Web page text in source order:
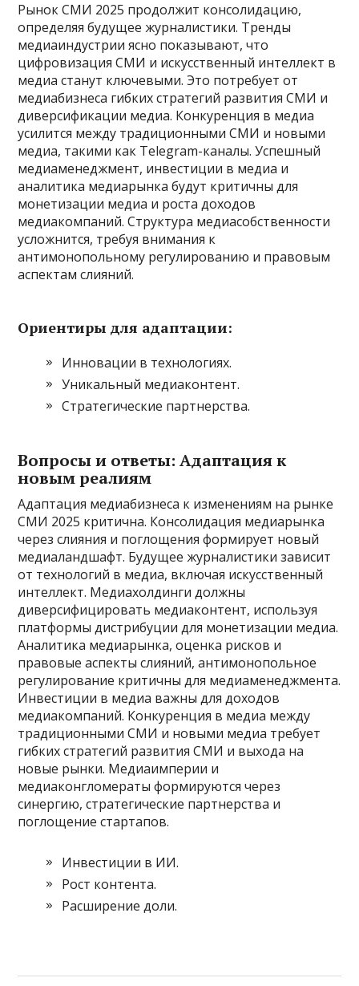
Рынок СМИ 2025 продолжит консолидацию,
определяя будущее журналистики. Тренды
медиаиндустрии ясно показывают, что
цифровизация СМИ и искусственный интеллект в
медиа станут ключевыми. Это потребует от
медиабизнеса гибких стратегий развития СМИ и
диверсификации медиа. Конкуренция в медиа
усилится между традиционными СМИ и новыми
медиа, такими как Telegram-каналы. Успешный
медиаменеджмент, инвестиции в медиа и
аналитика медиарынка будут критичны для
монетизации медиа и роста доходов
медиакомпаний. Структура медиасобственности
усложнится, требуя внимания к
антимонопольному регулированию и правовым
аспектам слияний.
Ориентиры для адаптации:
Инновации в технологиях.
Уникальный медиаконтент.
Стратегические партнерства.
Вопросы и ответы: Адаптация к
новым реалиям
Адаптация медиабизнеса к изменениям на рынке
СМИ 2025 критична. Консолидация медиарынка
через слияния и поглощения формирует новый
медиаландшафт. Будущее журналистики зависит
от технологий в медиа, включая искусственный
интеллект. Медиахолдинги должны
диверсифицировать медиаконтент, используя
платформы дистрибуции для монетизации медиа.
Аналитика медиарынка, оценка рисков и
правовые аспекты слияний, антимонопольное
регулирование критичны для медиаменеджмента.
Инвестиции в медиа важны для доходов
медиакомпаний. Конкуренция в медиа между
традиционными СМИ и новыми медиа требует
гибких стратегий развития СМИ и выхода на
новые рынки. Медиаимперии и
медиаконгломераты формируются через
синергию, стратегические партнерства и
поглощение стартапов.
Инвестиции в ИИ.
Рост контента.
Расширение доли.